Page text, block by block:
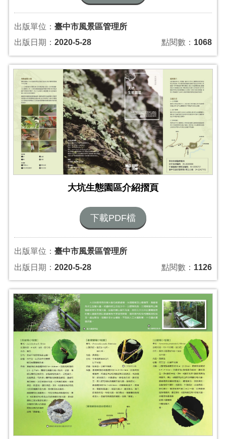
出版單位： 臺中市風景區管理所
出版日期： 2020-5-28 點閱數： 1068
大坑生態園區介紹摺頁
下載PDF檔
出版單位： 臺中市風景區管理所
出版日期： 2020-5-28 點閱數： 1126